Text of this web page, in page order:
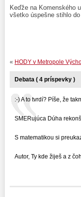
Keďže na Komenského
všetko úspešne stihlo do
« HODY v Metropole
Debata ( 4 príspevky )
:-) A to tvrdí? Píše, že
SMERujúca Dúha
S matematikou si
Autor, Ty kde žiješ a z